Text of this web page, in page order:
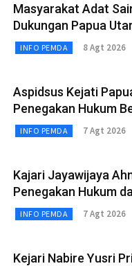
Masyarakat Adat
Dukungan Papua
INFO PEMDA 8 Agt 2026
Aspidsus Kejati
Penegakan Hukum
INFO PEMDA 7 Agt 2026
Kajari Jayawijaya
Penegakan Hukum
INFO PEMDA 7 Agt 2026
Kejari Nabire Yusri